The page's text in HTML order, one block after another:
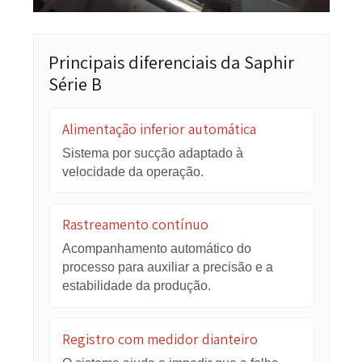
os diferenciais e as aplicações do equipamento.
Acoplamento de papel impresso
com papelão ondulado
Operação semi-automática com
alimentação inferior por sucção
foi projetada para acoplar folhas
alimentação manual frontal da folha superior com
sucção automática da folha inferior.
Essa configuração ajuda a organizar o fluxo de
produção, melhorar o controle do material e reduzir